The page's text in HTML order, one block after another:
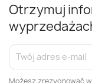
Otrzymuj
Możesz zrezygnować